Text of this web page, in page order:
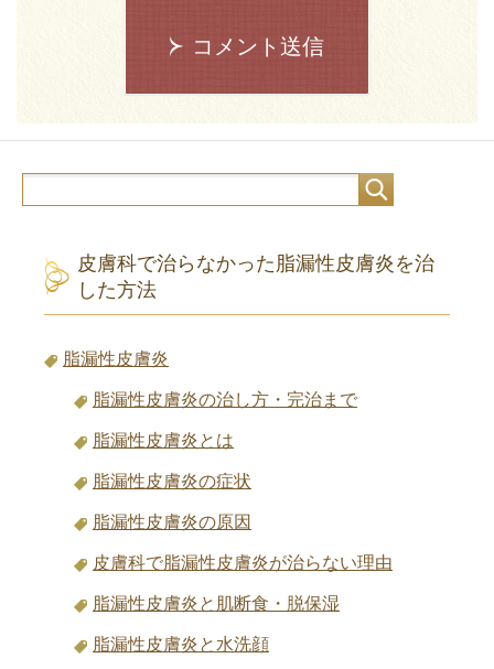
コメント送信
皮膚科で治らなかった脂漏性皮膚炎を治
した方法
脂漏性皮膚炎
脂漏性皮膚炎の治し方・完治まで
脂漏性皮膚炎とは
脂漏性皮膚炎の症状
脂漏性皮膚炎の原因
皮膚科で脂漏性皮膚炎が治らない理由
脂漏性皮膚炎と肌断食・脱保湿
脂漏性皮膚炎と水洗顔